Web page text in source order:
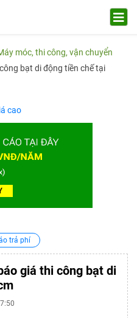
móc, thi công, vận chuyển
bạt di động tiền chế tại
trả phí
giá thi công bạt di